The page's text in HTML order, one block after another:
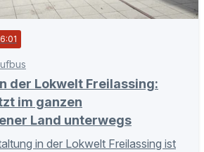
der Lokwelt Freilassing:
im ganzen
Land unterwegs
in der Lokwelt Freilassing ist